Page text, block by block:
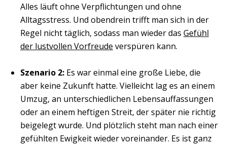
Alles läuft ohne Verpflichtungen und ohne
Alltagsstress. Und obendrein trifft man sich in der
Regel nicht täglich, sodass man wieder das Gefühl
der lustvollen Vorfreude verspüren kann.
Szenario 2: Es war einmal eine große Liebe, die
aber keine Zukunft hatte. Vielleicht lag es an einem
Umzug, an unterschiedlichen Lebensauffassungen
oder an einem heftigen Streit, der später nie richtig
beigelegt wurde. Und plötzlich steht man nach einer
gefühlten Ewigkeit wieder voreinander. Es ist ganz